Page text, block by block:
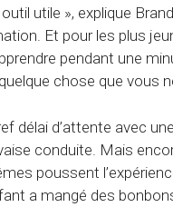
utile », explique
Et pour les plus
pendant une
chose que vous
délai d’attente avec
conduite. Mais
poussent
a mangé des